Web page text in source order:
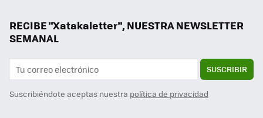
RECIBE "Xatakaletter", NUESTRA NEWSLETTER
SEMANAL
SUSCRIBIR
Suscribiéndote aceptas nuestra política de privacidad